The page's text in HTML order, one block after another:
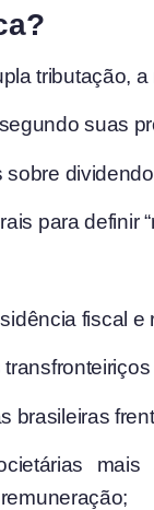
tributação,
suas
para definir
fiscal e
brasileiras